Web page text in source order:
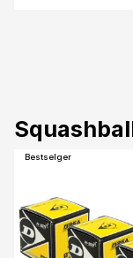
Bestselger